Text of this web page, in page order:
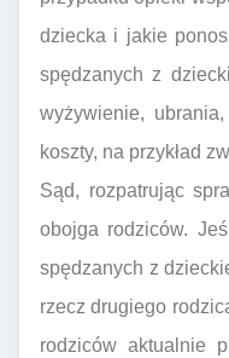
dziecka i jakie
spędzanych z
wyżywienie,
koszty, na przykład
Sąd, rozpatrując
obojga rodziców.
spędzanych z
rzecz drugiego
rodziców aktualnie